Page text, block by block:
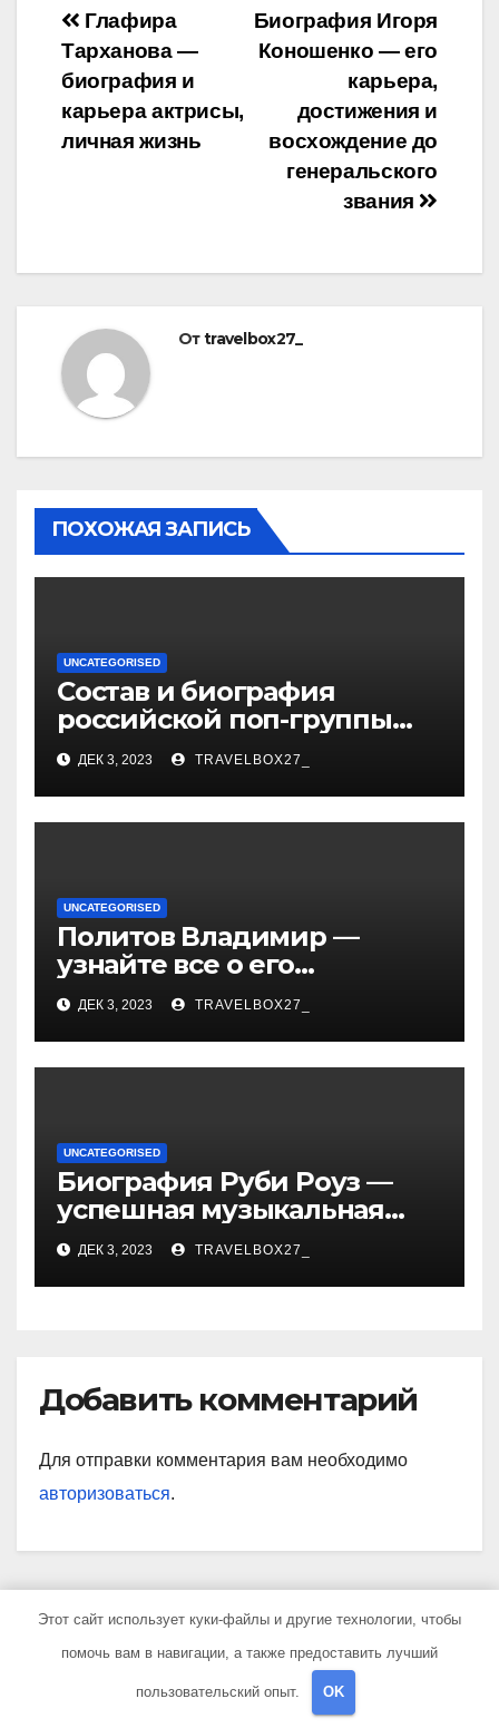
Навигация
по
записям
Биография Игоря
Коношенко — его
карьера,
достижения и
восхождение до
генеральского
звания
Глафира
Тарханова —
биография и
карьера актрисы,
личная жизнь
Отtravelbox27_
ПОХОЖАЯ ЗАПИСЬ
UNCATEGORISED
Состав и биография
российской поп-группы
«Иванушки интернешнл»
— история успеха, музыка
и судьбы участников
ДЕК 3, 2023 TRAVELBOX27_
UNCATEGORISED
Политов Владимир —
узнайте все о его
биографии, возрасте и
впечатляющих
достижениях!
ДЕК 3, 2023 TRAVELBOX27_
UNCATEGORISED
Биография Руби Роуз —
успешная музыкальная
карьера, личная жизнь и
знаковые достижения
ДЕК 3, 2023 TRAVELBOX27_
Добавить комментарий
Для отправки комментария вам необходимо
авторизоваться.
Поиск
Этот сайт использует куки-файлы и другие технологии, чтобы
помочь вам в навигации, а также предоставить лучший
пользовательский опыт. OK